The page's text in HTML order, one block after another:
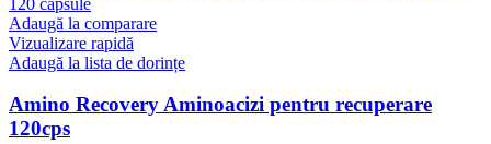
Adaugă la comparare
Vizualizare rapidă
Adaugă la lista de dorințe
Amino Recovery Aminoacizi pentru recuperare
120cps